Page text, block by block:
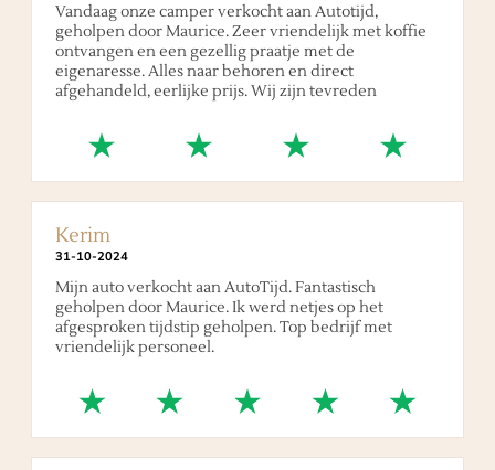
Vandaag onze camper verkocht aan Autotijd,
geholpen door Maurice. Zeer vriendelijk met koffie
ontvangen en een gezellig praatje met de
eigenaresse. Alles naar behoren en direct
afgehandeld, eerlijke prijs. Wij zijn tevreden
Kerim
31-10-2024
Mijn auto verkocht aan AutoTijd. Fantastisch
geholpen door Maurice. Ik werd netjes op het
afgesproken tijdstip geholpen. Top bedrijf met
vriendelijk personeel.